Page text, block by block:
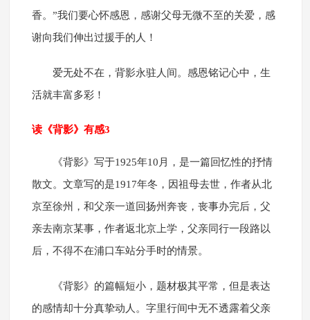
香。”我们要心怀感恩，感谢父母无微不至的关爱，感
谢向我们伸出过援手的人！
爱无处不在，背影永驻人间。感恩铭记心中，生
活就丰富多彩！
读《背影》有感3
《背影》写于1925年10月，是一篇回忆性的抒情
散文。文章写的是1917年冬，因祖母去世，作者从北
京至徐州，和父亲一道回扬州奔丧，丧事办完后，父
亲去南京某事，作者返北京上学，父亲同行一段路以
后，不得不在浦口车站分手时的情景。
《背影》的篇幅短小，题材极其平常，但是表达
的感情却十分真挚动人。字里行间中无不透露着父亲